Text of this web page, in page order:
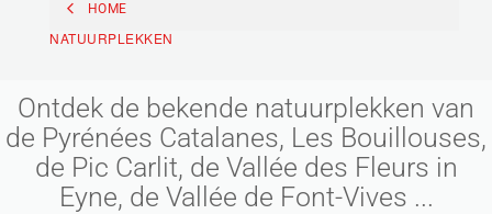
HOME
NATUURPLEKKEN
Ontdek de bekende natuurplekken van
de Pyrénées Catalanes, Les Bouillouses,
de Pic Carlit, de Vallée des Fleurs in
Eyne, de Vallée de Font-Vives ...